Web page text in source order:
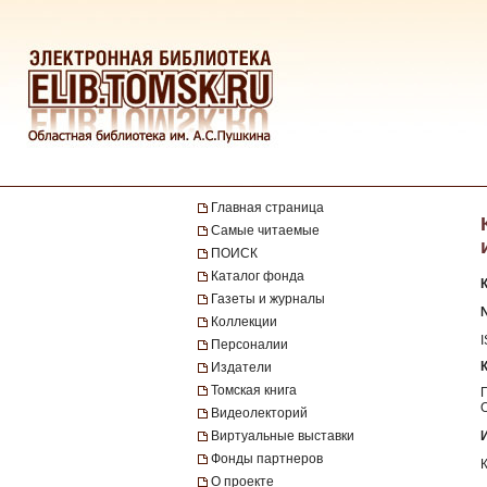
Главная страница
Самые читаемые
ПОИСК
Каталог фонда
Газеты и журналы
Коллекции
Персоналии
Издатели
Томская книга
Видеолекторий
Виртуальные выставки
Фонды партнеров
О проекте